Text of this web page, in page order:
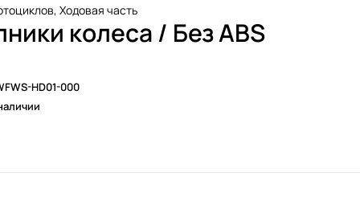
,Ходовая часть
колеса / Без ABS
HD01-000